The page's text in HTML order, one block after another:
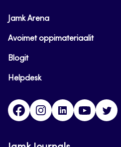
Jamk Arena
Avoimet oppimateriaalit
Blogit
Helpdesk
FacebookInstagram
LinkedInYoutube